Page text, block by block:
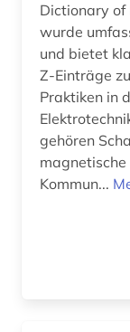
daten (1)
USA (4)
Ungarn (2)
Dictionary of
wurde
und bietet
Z-Einträge
Praktiken in
gehören
Kommun...